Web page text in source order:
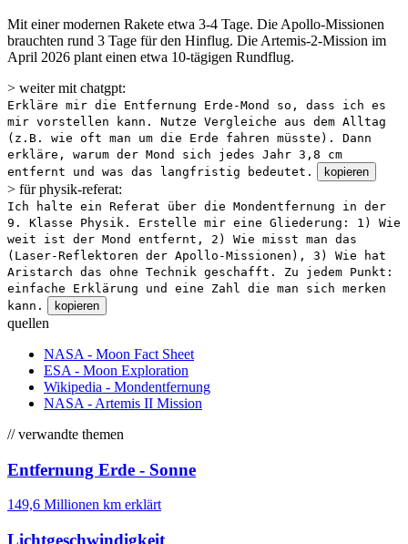
Mit einer modernen Rakete etwa 3-4 Tage. Die Apollo-Missionen
brauchten rund 3 Tage für den Hinflug. Die Artemis-2-Mission im
April 2026 plant einen etwa 10-tägigen Rundflug.
> weiter mit chatgpt:
Erkläre mir die Entfernung Erde-Mond so, dass ich es
mir vorstellen kann. Nutze Vergleiche aus dem Alltag
(z.B. wie oft man um die Erde fahren müsste). Dann
erkläre, warum der Mond sich jedes Jahr 3,8 cm
entfernt und was das langfristig bedeutet.
kopieren
> für physik-referat:
Ich halte ein Referat über die Mondentfernung in der
9. Klasse Physik. Erstelle mir eine Gliederung: 1) Wie
weit ist der Mond entfernt, 2) Wie misst man das
(Laser-Reflektoren der Apollo-Missionen), 3) Wie hat
Aristarch das ohne Technik geschafft. Zu jedem Punkt:
einfache Erklärung und eine Zahl die man sich merken
kann.
kopieren
quellen
NASA - Moon Fact Sheet
ESA - Moon Exploration
Wikipedia - Mondentfernung
NASA - Artemis II Mission
// verwandte themen
Entfernung Erde - Sonne
149,6 Millionen km erklärt
Lichtgeschwindigkeit